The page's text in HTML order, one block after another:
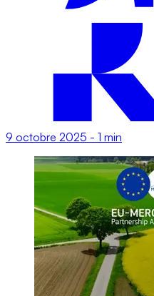
9 octobre 2025 - 1 min